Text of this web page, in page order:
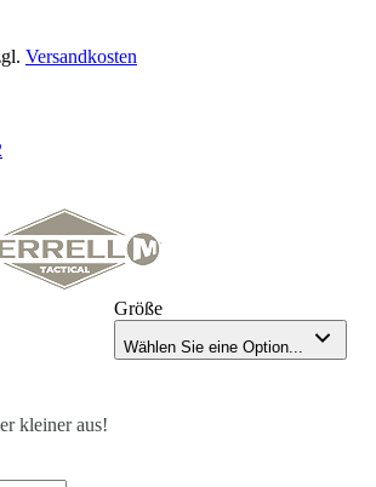
Versandkosten
Größe
Wählen Sie eine Option...
kleiner aus!